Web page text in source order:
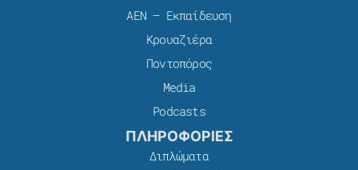
ΑΕΝ – Εκπαίδευση
Κρουαζιέρα
Ποντοπόρος
Media
Podcasts
ΠΛΗΡΟΦΟΡΙΕΣ
Διπλώματα